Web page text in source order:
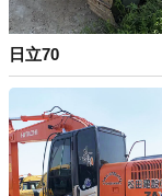
日立70